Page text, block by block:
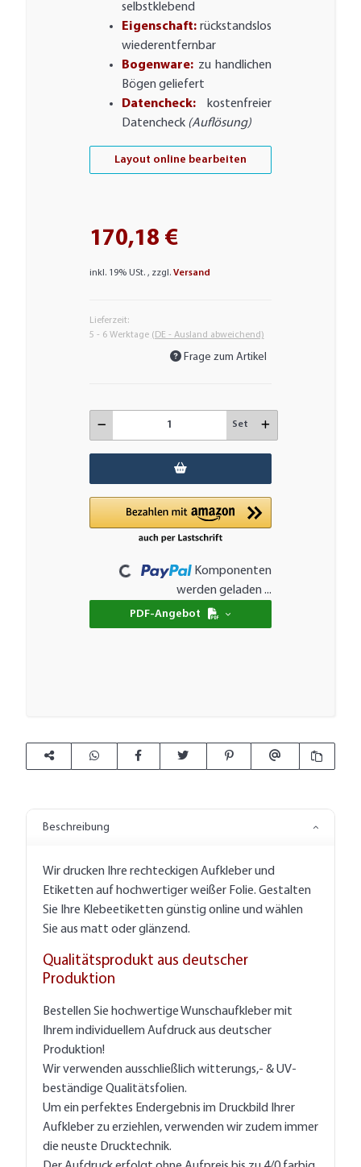
selbstklebend
Eigenschaft:rückstandslos
wiederentfernbar
Bogenware:zu handlichen
Bögen geliefert
Datencheck:kostenfreier
Datencheck (Auflösung)
Layout online bearbeiten
170,18 €
inkl. 19% USt. , zzgl. Versand
Lieferzeit:
5 - 6 Werktage (DE - Ausland abweichend)
Frage zum Artikel
Set
Komponenten
werden geladen ...
PDF-Angebot
Beschreibung
Wir drucken Ihre rechteckigen Aufkleber und
Etiketten auf hochwertiger weißer Folie. Gestalten
Sie Ihre Klebeetiketten günstig online und wählen
Sie aus matt oder glänzend.
Qualitätsprodukt aus deutscher
Produktion
Bestellen Sie hochwertige Wunschaufkleber mit
Ihrem individuellem Aufdruck aus deutscher
Produktion!
Wir verwenden ausschließlich witterungs,- & UV-
beständige Qualitätsfolien.
Um ein perfektes Endergebnis im Druckbild Ihrer
Aufkleber zu erziehlen, verwenden wir zudem immer
die neuste Drucktechnik.